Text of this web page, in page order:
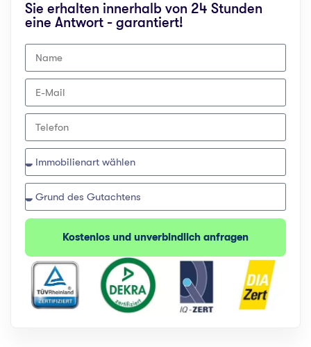
Sie erhalten innerhalb von 24 Stunden
eine Antwort - garantiert!
Kostenlos und unverbindlich anfragen